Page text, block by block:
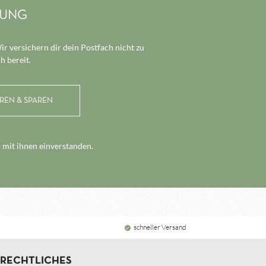
wie
versichern dir dein Postfach nicht zu
bereit.
ihnen einverstanden.
schneller Versand
RECHTLICHES